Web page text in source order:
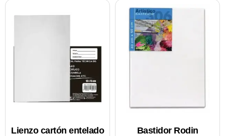
Lienzo cartón entelado
Bastidor Rodin